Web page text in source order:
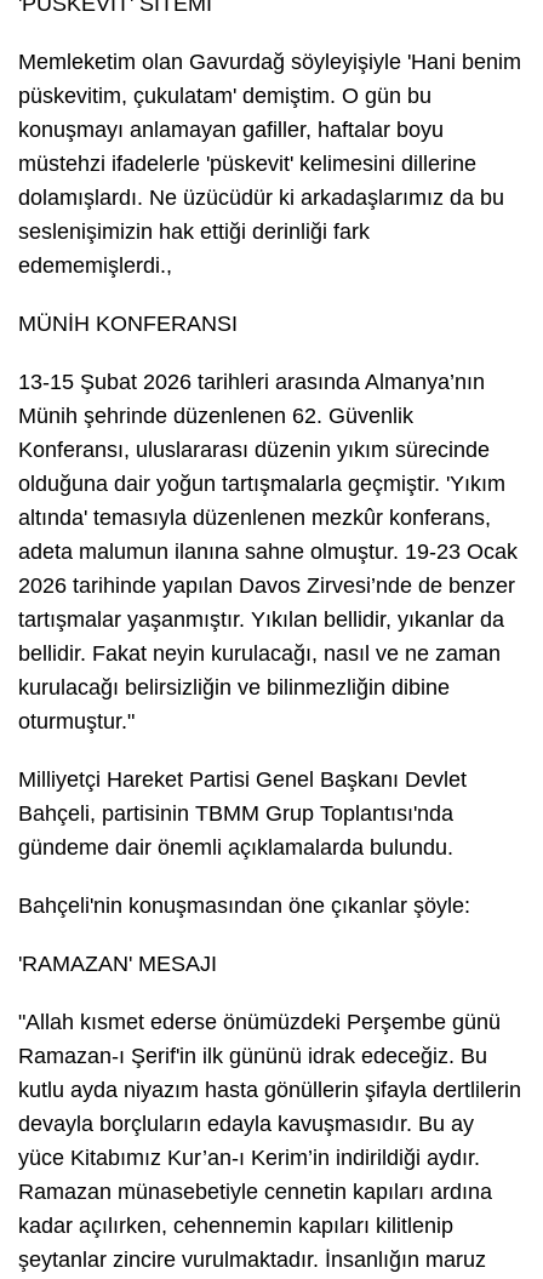
Memleketim olan Gavurdağ söyleyişiyle 'Hani benim
püskevitim, çukulatam' demiştim. O gün bu
konuşmayı anlamayan gafiller, haftalar boyu
müstehzi ifadelerle 'püskevit' kelimesini dillerine
dolamışlardı. Ne üzücüdür ki arkadaşlarımız da bu
seslenişimizin hak ettiği derinliği fark
edememişlerdi.,
MÜNİH KONFERANSI
13-15 Şubat 2026 tarihleri arasında Almanya’nın
Münih şehrinde düzenlenen 62. Güvenlik
Konferansı, uluslararası düzenin yıkım sürecinde
olduğuna dair yoğun tartışmalarla geçmiştir. 'Yıkım
altında' temasıyla düzenlenen mezkûr konferans,
adeta malumun ilanına sahne olmuştur. 19-23 Ocak
2026 tarihinde yapılan Davos Zirvesi’nde de benzer
tartışmalar yaşanmıştır. Yıkılan bellidir, yıkanlar da
bellidir. Fakat neyin kurulacağı, nasıl ve ne zaman
kurulacağı belirsizliğin ve bilinmezliğin dibine
oturmuştur."
Milliyetçi Hareket Partisi Genel Başkanı Devlet
Bahçeli, partisinin TBMM Grup Toplantısı'nda
gündeme dair önemli açıklamalarda bulundu.
Bahçeli'nin konuşmasından öne çıkanlar şöyle:
'RAMAZAN' MESAJI
"Allah kısmet ederse önümüzdeki Perşembe günü
Ramazan-ı Şerif'in ilk gününü idrak edeceğiz. Bu
kutlu ayda niyazım hasta gönüllerin şifayla dertlilerin
devayla borçluların edayla kavuşmasıdır. Bu ay
yüce Kitabımız Kur’an-ı Kerim’in indirildiği aydır.
Ramazan münasebetiyle cennetin kapıları ardına
kadar açılırken, cehennemin kapıları kilitlenip
şeytanlar zincire vurulmaktadır. İnsanlığın maruz